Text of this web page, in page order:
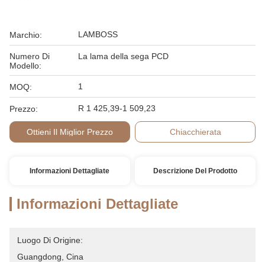
Marchio: LAMBOSS
Numero Di
Modello:
La lama della sega PCD
MOQ: 1
Prezzo: R 1 425,39-1 509,23
Ottieni Il Miglior Prezzo Chiacchierata
Informazioni Dettagliate Descrizione Del Prodotto
Informazioni Dettagliate
Luogo Di Origine:
Guangdong, Cina